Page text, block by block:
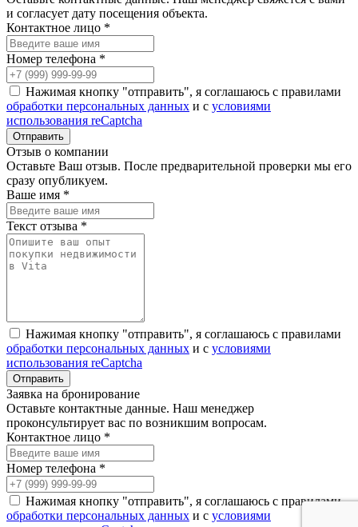
и согласует дату посещения объекта.
Контактное лицо *
Номер телефона *
Нажимая кнопку "отправить", я соглашаюсь с правилами
обработки персональных данных и с условиями
использования reCaptcha
Отзыв о компании
Оставьте Ваш отзыв. После предварительной проверки мы его
сразу опубликуем.
Ваше имя *
Текст отзыва *
Нажимая кнопку "отправить", я соглашаюсь с правилами
обработки персональных данных и с условиями
использования reCaptcha
Заявка на бронирование
Оставьте контактные данные. Наш менеджер
проконсультирует вас по возникшим вопросам.
Контактное лицо *
Номер телефона *
Нажимая кнопку "отправить", я соглашаюсь с правилами
обработки персональных данных и с условиями